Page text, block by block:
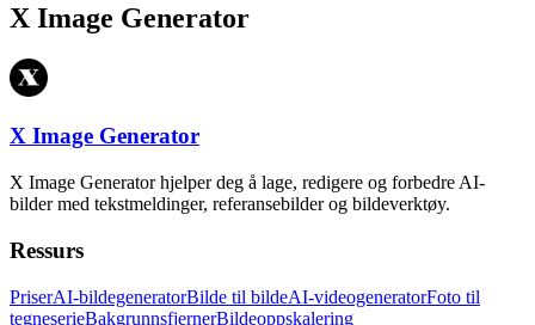
X Image Generator
X Image Generator
X Image Generator hjelper deg å lage, redigere og forbedre AI-
bilder med tekstmeldinger, referansebilder og bildeverktøy.
Ressurs
PriserAI-bildegeneratorBilde til bildeAI-videogeneratorFoto til
tegneserieBakgrunnsfjernerBildeoppskalering